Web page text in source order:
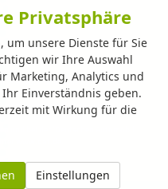
und zu den offiziellen
zum Stromverbrauch neuer PKW
die offiziellen
Stromverbrauch neuer PKW'
und bei der 'Deutschen Automobil
Privatsphäre
um unsere Dienste für Sie
wir Ihre Auswahl
Marketing, Analytics und
Einverständnis geben.
mit Wirkung für die
Einstellungen